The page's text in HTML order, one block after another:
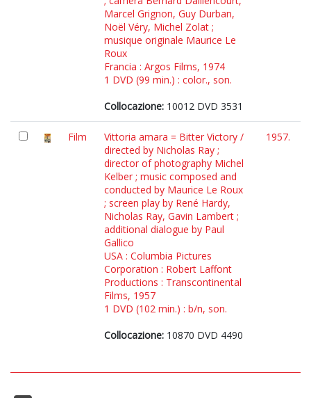
Marcel Grignon, Guy Durban,
Noël Véry, Michel Zolat ;
musique originale Maurice Le
Roux
Francia : Argos Films, 1974
1 DVD (99 min.) : color., son.
Collocazione: 10012 DVD 3531
Film
Vittoria amara = Bitter Victory /
directed by Nicholas Ray ;
director of photography Michel
Kelber ; music composed and
conducted by Maurice Le Roux
; screen play by René Hardy,
Nicholas Ray, Gavin Lambert ;
additional dialogue by Paul
Gallico
USA : Columbia Pictures
Corporation : Robert Laffont
Productions : Transcontinental
Films, 1957
1 DVD (102 min.) : b/n, son.
Collocazione: 10870 DVD 4490
1957.